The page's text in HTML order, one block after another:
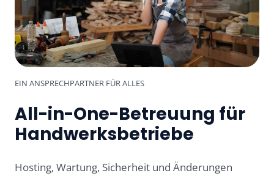
EIN ANSPRECHPARTNER FÜR ALLES
All-in-One-Betreuung für
Handwerksbetriebe
Hosting, Wartung, Sicherheit und Änderungen